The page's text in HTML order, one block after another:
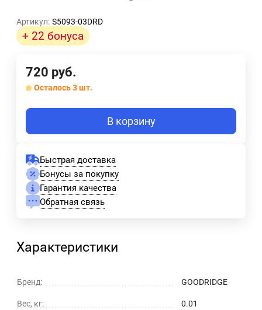
Артикул: S5093-03DRD
+ 22 бонуса
720 руб.
Осталось 3 шт.
В корзину
Быстрая доставка
Бонусы за покупку
Гарантия качества
Обратная связь
Характеристики
Бренд: GOODRIDGE
Вес, кг: 0.01